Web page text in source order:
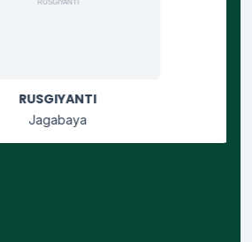
RUSGIYANTI
Jagabaya